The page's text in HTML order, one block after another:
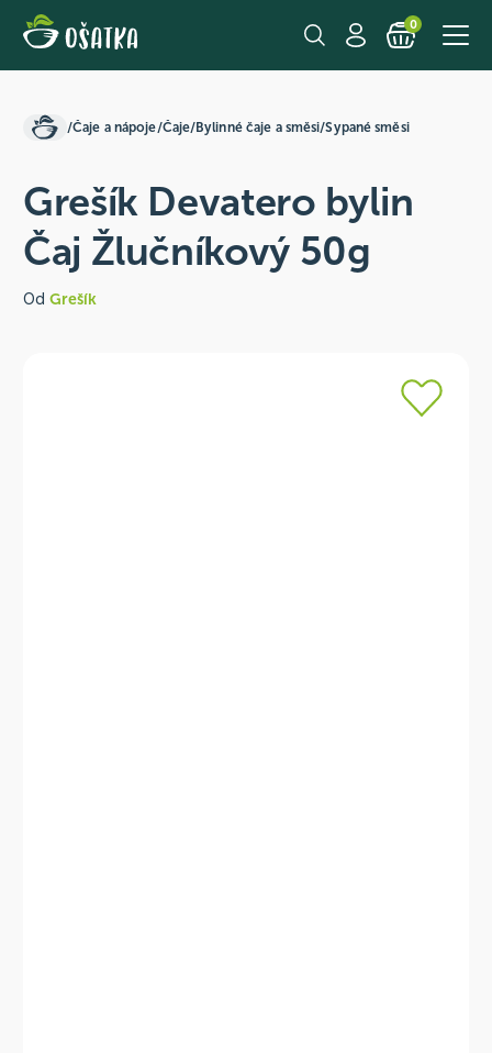
0
/Čaje a nápoje/Čaje/Bylinné čaje a směsi/Sypané směsi
Grešík Devatero bylin
Čaj Žlučníkový 50g
Od Grešík